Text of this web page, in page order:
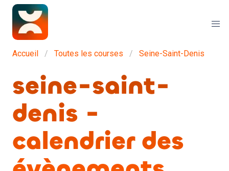
Accueil Toutes les courses Seine-Saint-Denis
seine-saint-
denis -
calendrier des